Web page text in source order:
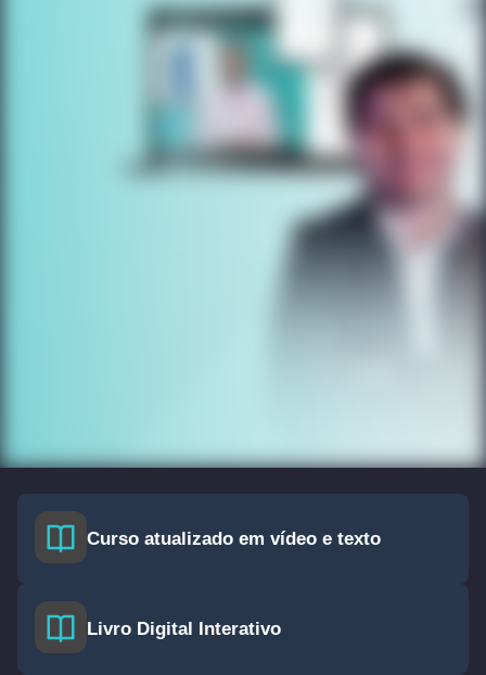
Curso atualizado em vídeo e texto
Livro Digital Interativo